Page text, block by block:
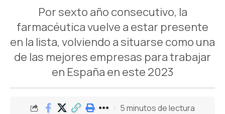
Por sexto año consecutivo, la
farmacéutica vuelve a estar presente
en la lista, volviendo a situarse como una
de las mejores empresas para trabajar
en España en este 2023
5 minutos de lectura